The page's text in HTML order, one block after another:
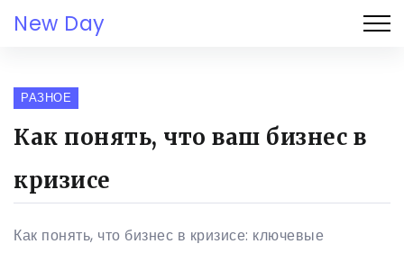
New Day
РАЗНОЕ
Как понять, что ваш бизнес в
кризисе
Как понять, что бизнес в кризисе: ключевые